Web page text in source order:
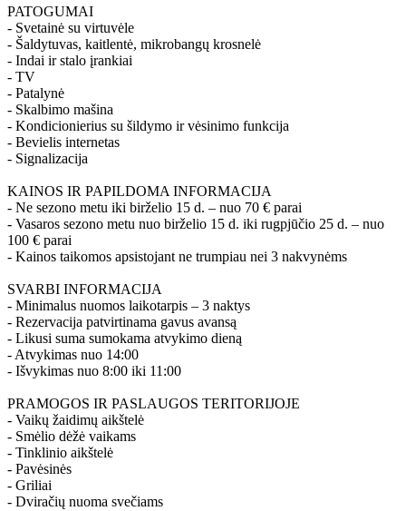
PATOGUMAI
- Svetainė su virtuvėle
- Šaldytuvas, kaitlentė, mikrobangų krosnelė
- Indai ir stalo įrankiai
- TV
- Patalynė
- Skalbimo mašina
- Kondicionierius su šildymo ir vėsinimo funkcija
- Bevielis internetas
- Signalizacija
KAINOS IR PAPILDOMA INFORMACIJA
- Ne sezono metu iki birželio 15 d. – nuo 70 € parai
- Vasaros sezono metu nuo birželio 15 d. iki rugpjūčio 25 d. – nuo
100 € parai
- Kainos taikomos apsistojant ne trumpiau nei 3 nakvynėms
SVARBI INFORMACIJA
- Minimalus nuomos laikotarpis – 3 naktys
- Rezervacija patvirtinama gavus avansą
- Likusi suma sumokama atvykimo dieną
- Atvykimas nuo 14:00
- Išvykimas nuo 8:00 iki 11:00
PRAMOGOS IR PASLAUGOS TERITORIJOJE
- Vaikų žaidimų aikštelė
- Smėlio dėžė vaikams
- Tinklinio aikštelė
- Pavėsinės
- Griliai
- Dviračių nuoma svečiams